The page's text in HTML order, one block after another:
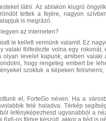
látni. Az ablakon kiugró
tettek a fejére, nagyon
is megrázó.
az interneten?
le kellett vennünk valamit. Ez
valaki fölfedezte volna egy rokonát,
levelet kapunk, amiben valaki
hogy rengeteg embert be
szoktuk a képeken
el, ForteGo néven. Ha a
felé haladva. Térkép
lefényképezhesd ugyanabból a
os filmre készült, akkor a tiéd is